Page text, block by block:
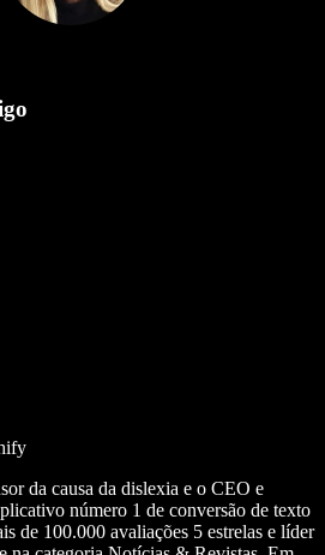
da causa da dislexia e o CEO e
número 1 de conversão de texto
de 100.000 avaliações 5 estrelas e líder